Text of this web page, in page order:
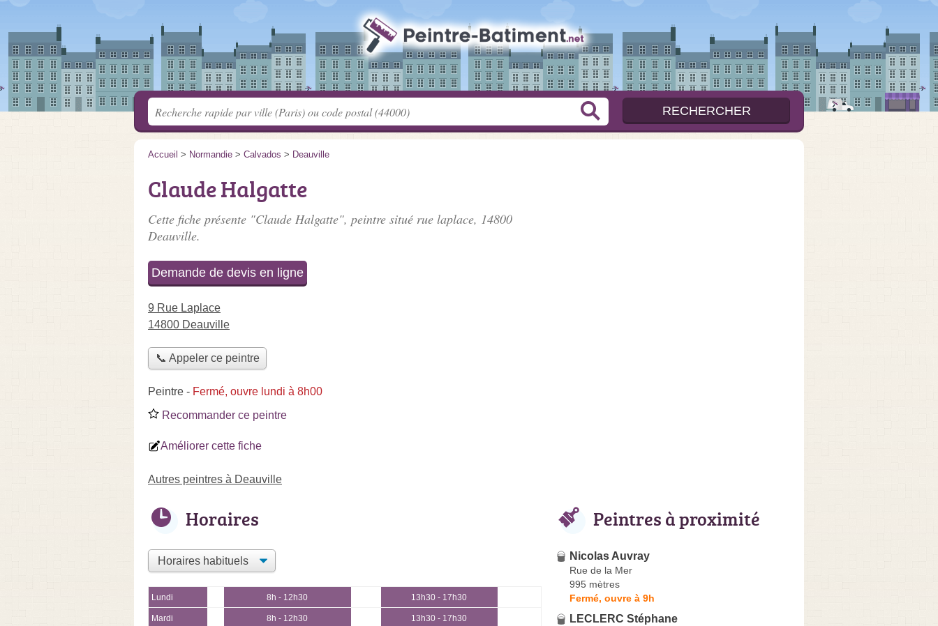
Accueil > Normandie > Calvados > Deauville
Claude Halgatte
Cette fiche présente "Claude Halgatte", peintre situé rue laplace, 14800
Deauville.
Demande de devis en ligne
9 Rue Laplace
14800 Deauville
📞 Appeler ce peintre
Peintre - Fermé, ouvre lundi à 8h00
Recommander ce peintre
Améliorer cette fiche
Autres peintres à Deauville
Horaires
Lundi 8h - 12h30 13h30 - 17h30
Mardi 8h - 12h30 13h30 - 17h30
Peintres à proximité
Nicolas Auvray
Rue de la Mer
995 mètres
Fermé, ouvre à 9h
LECLERC Stéphane